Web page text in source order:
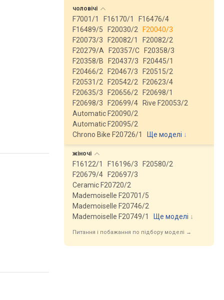
чоловічі
F7001/1 F16170/1
F16476/4
F16489/5
F20030/2
F20040/3
F20073/3
F20082/1
F20082/2
F20279/A
F20357/C
F20358/3
F20358/B
F20437/3
F20445/1
F20466/2
F20467/3
F20515/2
F20531/2
F20542/2
F20623/4
F20635/3
F20656/2
F20698/1
F20698/3
F20699/4
Rive F20053/2
Automatic F20090/2
Automatic F20095/2
Chrono Bike F20726/1
Ще моделі ↓
жіночі
F16122/1 F16196/3
F20580/2
F20679/4
F20697/3
Ceramic F20720/2
Mademoiselle F20701/5
Mademoiselle F20746/2
Mademoiselle F20749/1
Ще моделі ↓
Питання і побажання по підбору моделі →